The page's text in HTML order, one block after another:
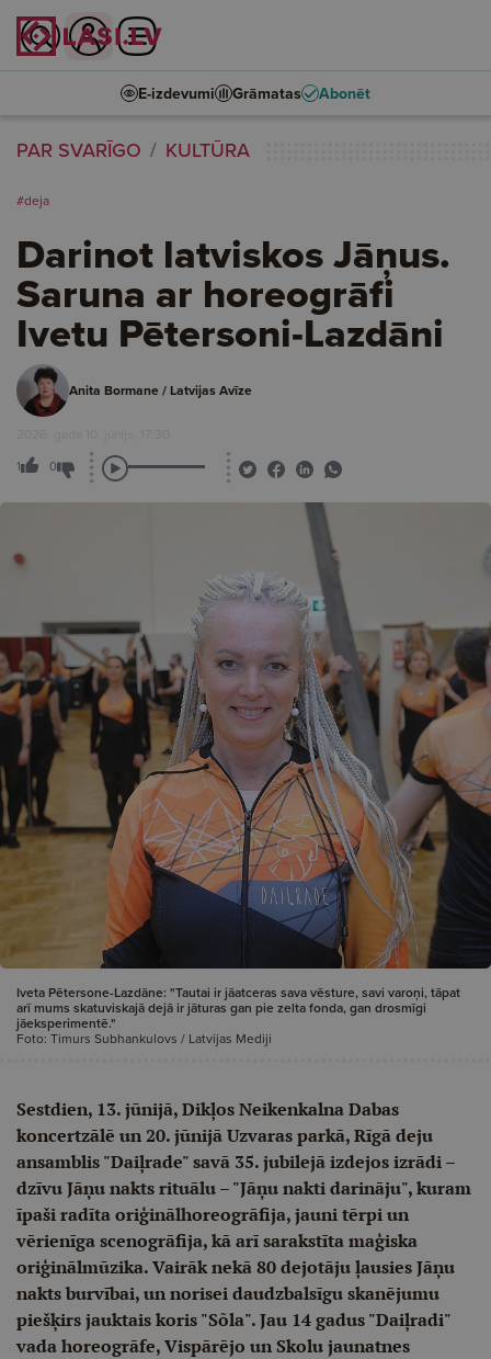
E-izdevumi Grāmatas Abonēt
PAR SVARĪGO KULTŪRA
#deja
Darinot latviskos Jāņus.
Saruna ar horeogrāfi
Ivetu Pētersoni-Lazdāni
Anita Bormane / Latvijas Avīze
2026. gada 10. jūnijs, 17:30
1 0
Iveta Pētersone-Lazdāne: "Tautai ir jāatceras sava vēsture, savi varoņi, tāpat
arī mums skatuviskajā dejā ir jāturas gan pie zelta fonda, gan drosmīgi
jāeksperimentē."
Foto: Timurs Subhankulovs / Latvijas Mediji
Sestdien, 13. jūnijā, Dikļos Neikenkalna Dabas
koncertzālē un 20. jūnijā Uzvaras parkā, Rīgā deju
ansamblis "Daiļrade" savā 35. jubilejā izdejos izrādi –
dzīvu Jāņu nakts rituālu – "Jāņu nakti darināju", kuram
īpaši radīta oriģinālhoreogrāfija, jauni tērpi un
vērienīga scenogrāfija, kā arī sarakstīta maģiska
oriģinālmūzika. Vairāk nekā 80 dejotāju ļausies Jāņu
nakts burvībai, un norisei daudzbalsīgu skanējumu
piešķirs jauktais koris "Sõla". Jau 14 gadus "Daiļradi"
vada horeogrāfe, Vispārējo un Skolu jaunatnes